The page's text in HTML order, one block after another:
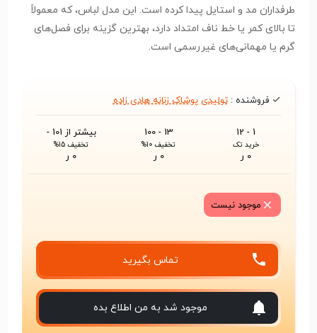
طرفداران مد و استایل پیدا کرده است. این مدل لباس، که معمولاً
تا بالای کمر یا خط ناف امتداد دارد، بهترین گزینه برای فصل‌های
گرم یا مهمانی‌های غیررسمی است.
فروشنده :تولیدی پوشاک زنانه هادی زاده
1 - 12
خرید تک
0 ر
13 - 100
تخفیف 10%
0 ر
بیشتر از 101 -
تخفیف 15%
0 ر
موجود نیست
تماس بگیرید
موجود شد به من اطلاع بده